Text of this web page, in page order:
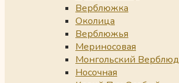
Верблюжка
Околица
Верблюжья
Мериносовая
Монгольский Верблюд
Носочная